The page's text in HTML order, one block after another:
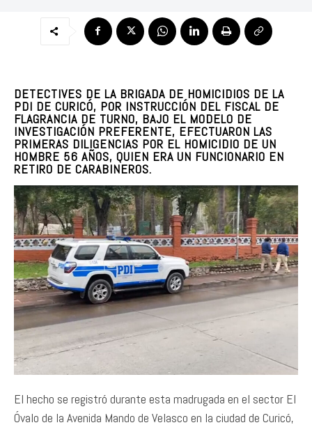
DETECTIVES DE LA BRIGADA DE HOMICIDIOS DE LA
PDI DE CURICÓ, POR INSTRUCCIÓN DEL FISCAL DE
FLAGRANCIA DE TURNO, BAJO EL MODELO DE
INVESTIGACIÓN PREFERENTE, EFECTUARON LAS
PRIMERAS DILIGENCIAS POR EL HOMICIDIO DE UN
HOMBRE 56 AÑOS, QUIEN ERA UN FUNCIONARIO EN
RETIRO DE CARABINEROS.
El hecho se registró durante esta madrugada en el sector El
Óvalo de la Avenida Mando de Velasco en la ciudad de Curicó,